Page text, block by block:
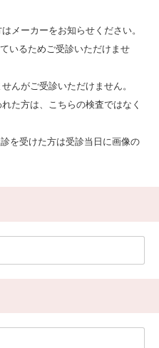
メーカーをお知らせください。
いるためご受診いただけませ
んがご受診いただけません。
た方は、こちらの検査ではなく
を受けた方は受診当日に画像の